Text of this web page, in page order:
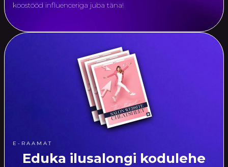
koostööd influenceriga juba täna!
E-RAAMAT
Eduka ilusalongi kodulehe